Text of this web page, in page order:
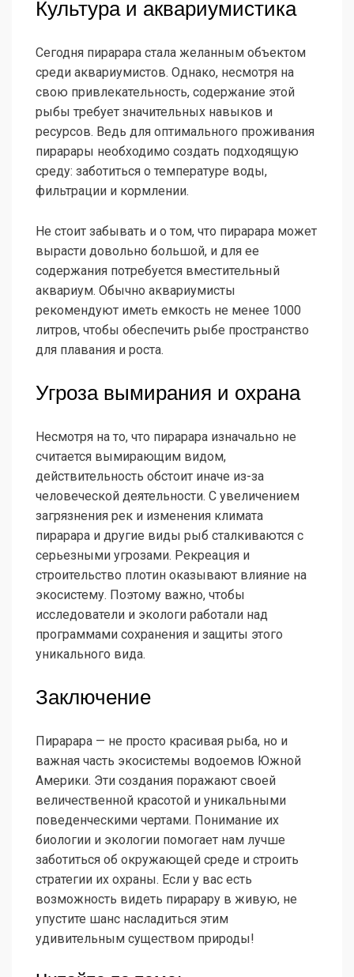
Культура и аквариумистика
Сегодня пирарара стала желанным объектом
среди аквариумистов. Однако, несмотря на
свою привлекательность, содержание этой
рыбы требует значительных навыков и
ресурсов. Ведь для оптимального проживания
пирарары необходимо создать подходящую
среду: заботиться о температуре воды,
фильтрации и кормлении.
Не стоит забывать и о том, что пирарара может
вырасти довольно большой, и для ее
содержания потребуется вместительный
аквариум. Обычно аквариумисты
рекомендуют иметь емкость не менее 1000
литров, чтобы обеспечить рыбе пространство
для плавания и роста.
Угроза вымирания и охрана
Несмотря на то, что пирарара изначально не
считается вымирающим видом,
действительность обстоит иначе из-за
человеческой деятельности. С увеличением
загрязнения рек и изменения климата
пирарара и другие виды рыб сталкиваются с
серьезными угрозами. Рекреация и
строительство плотин оказывают влияние на
экосистему. Поэтому важно, чтобы
исследователи и экологи работали над
программами сохранения и защиты этого
уникального вида.
Заключение
Пирарара — не просто красивая рыба, но и
важная часть экосистемы водоемов Южной
Америки. Эти создания поражают своей
величественной красотой и уникальными
поведенческими чертами. Понимание их
биологии и экологии помогает нам лучше
заботиться об окружающей среде и строить
стратегии их охраны. Если у вас есть
возможность видеть пирарару в живую, не
упустите шанс насладиться этим
удивительным существом природы!